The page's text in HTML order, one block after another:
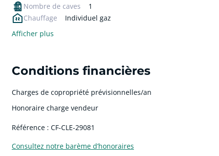
Nombre de caves
1
Chauffage
Individuel gaz
Afficher plus
Conditions financières
Charges de copropriété prévisionnelles/an
Honoraire charge vendeur
Référence : CF-CLE-29081
Consultez notre barème d’honoraires